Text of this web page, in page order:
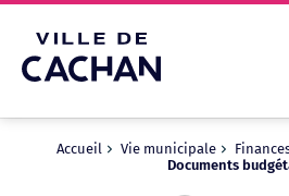
Recherche
Accueil Vie municipale
Documents
Cookies management panel